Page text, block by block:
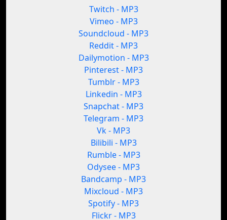
Twitch - MP3
Vimeo - MP3
Soundcloud - MP3
Reddit - MP3
Dailymotion - MP3
Pinterest - MP3
Tumblr - MP3
Linkedin - MP3
Snapchat - MP3
Telegram - MP3
Vk - MP3
Bilibili - MP3
Rumble - MP3
Odysee - MP3
Bandcamp - MP3
Mixcloud - MP3
Spotify - MP3
Flickr - MP3